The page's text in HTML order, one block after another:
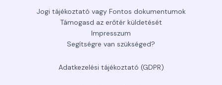
Jogi tájékoztató vagy Fontos dokumentumok
Támogasd az erőtér küldetését
Impresszum
Segítségre van szükséged?
Adatkezelési tájékoztató (GDPR)